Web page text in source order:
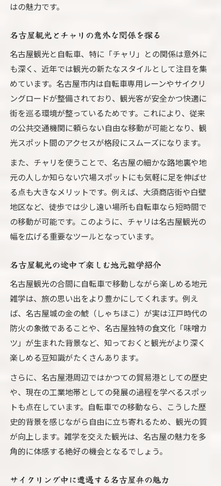
はの魅力です。
名古屋観光とチャリの意外な関係を探る
名古屋観光と自転車、特に「チャリ」との関係は意外に
も深く、近年では観光の新たなスタイルとして注目を集
めています。名古屋市内は自転車専用レーンやサイクリ
ングロードが整備されており、観光客が安全かつ快適に
街を巡る環境が整っているためです。これにより、従来
の公共交通機関に頼らない自由な移動が可能となり、観
光スポット間のアクセスが格段にスムーズになります。
また、チャリを使うことで、名古屋の細かな路地裏や地
元の人しか知らない穴場スポットにも気軽に足を伸ばせ
る点も大きなメリットです。例えば、大須商店街や白壁
地区など、徒歩では少し遠い場所も自転車なら短時間で
の移動が可能です。このように、チャリは名古屋観光の
幅を広げる重要なツールとなっています。
名古屋観光の途中で楽しむ地元雑学紹介
名古屋観光の合間に自転車で移動しながら楽しめる地元
雑学は、旅の思い出をより豊かにしてくれます。例え
ば、名古屋城の金の鯱（しゃちほこ）が実は江戸時代の
防火の象徴であることや、名古屋独特の食文化「味噌カ
ツ」が生まれた背景など、知っておくと観光がより深く
楽しめる豆知識がたくさんあります。
さらに、名古屋港周辺ではかつての貿易港としての歴史
や、現在の工業地帯としての発展の過程を学べるスポッ
トも点在しています。自転車での移動なら、こうした歴
史的背景を感じながら自由に立ち寄れるため、観光の質
が向上します。雑学を交えた観光は、名古屋の魅力を多
角的に体感する絶好の機会となるでしょう。
サイクリング中に遭遇する名古屋弁の魅力